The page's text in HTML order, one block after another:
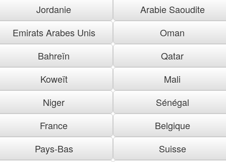
Jordanie
Arabie Saoudite
Emirats Arabes Unis
Oman
Bahreïn
Qatar
Koweït
Mali
Niger
Sénégal
France
Belgique
Pays-Bas
Suisse